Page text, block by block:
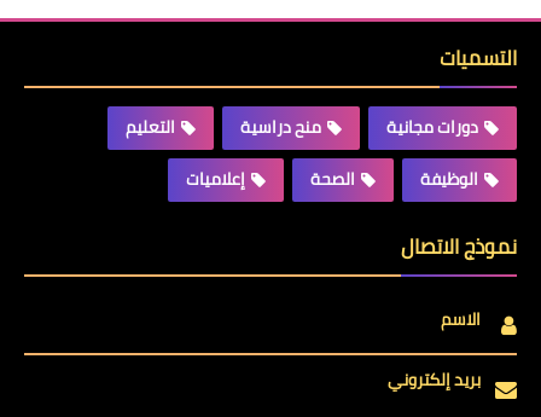
التسميات
دورات مجانية منح دراسية
التعليم
الوظيفة
الصحة إعلاميات
نموذج الاتصال
الاسم
بريد إلكتروني